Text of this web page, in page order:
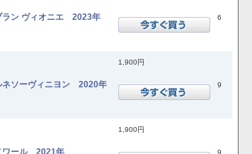
ン ヴィオニエ 2023年 6
ソーヴィニヨン 2020年
1,900円
9
ワール 2021年
1,900円
9